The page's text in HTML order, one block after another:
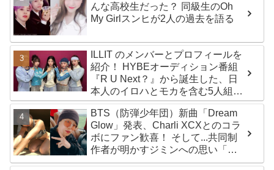
んな高校生だった？ 同級生のOh
My Girlスンヒが2人の過去を語る
ILLIT のメンバーとプロフィールを
紹介！ HYBEオーディション番組
『R U Next？』から誕生した、日
本人のイロハとモカを含む5人組ガ
ールズグループ！ デビュー曲
「Magnetic」がいきなりの大ヒッ
ト
BTS（防弾少年団）新曲「Dream
Glow」発表、Charli XCXとのコラ
ボにファン歓喜！ そして...共同制
作者が明かすジミンへの思い「彼
の夢、そして彼の絶望から生まれ